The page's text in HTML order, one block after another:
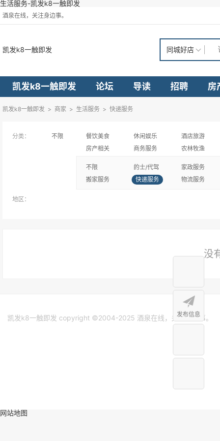
生活服务-凯发k8一触即发
酒泉在线，关注身边事。
凯发k8一触即发 同城好店
凯发k8一触即发 论坛 导读 招聘 房
凯发k8一触即发 > 商家 > 生活服务 > 快递服务
分类： 不限 餐饮美食 休闲娱乐
酒店旅游
房产相关
商务服务 农林牧渔
不限 的士/代驾
家政服务
搬家服务
快递服务 物流服务
地区：
没
凯发k8一触即发 copyright ©2004-2025 酒泉在线，关注身边事。
发布信息
网站地图